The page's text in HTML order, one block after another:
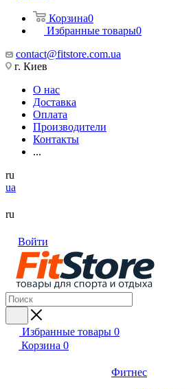
Корзина0
Избранные товары0
contact@fitstore.com.ua
г. Киев
О нас
Доставка
Оплата
Производители
Контакты
...
ru
ua
ru
Войти
Избранные товары 0
Корзина 0
Фитнес